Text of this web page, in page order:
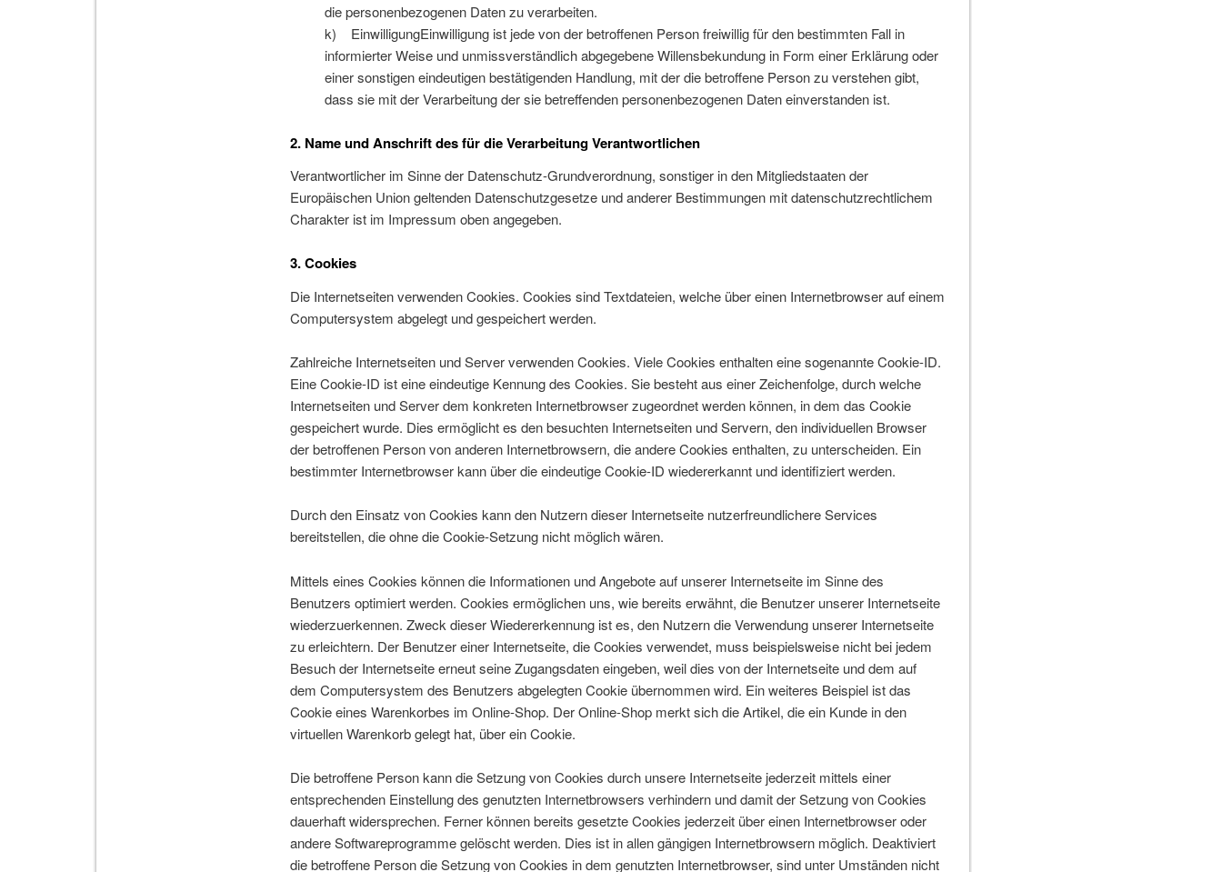
die personenbezogenen Daten zu verarbeiten.
k) EinwilligungEinwilligung ist jede von der betroffenen Person freiwillig für den bestimmten Fall in
informierter Weise und unmissverständlich abgegebene Willensbekundung in Form einer Erklärung oder
einer sonstigen eindeutigen bestätigenden Handlung, mit der die betroffene Person zu verstehen gibt,
dass sie mit der Verarbeitung der sie betreffenden personenbezogenen Daten einverstanden ist.
2. Name und Anschrift des für die Verarbeitung Verantwortlichen
Verantwortlicher im Sinne der Datenschutz-Grundverordnung, sonstiger in den Mitgliedstaaten der
Europäischen Union geltenden Datenschutzgesetze und anderer Bestimmungen mit datenschutzrechtlichem
Charakter ist im Impressum oben angegeben.
3. Cookies
Die Internetseiten verwenden Cookies. Cookies sind Textdateien, welche über einen Internetbrowser auf einem
Computersystem abgelegt und gespeichert werden.
Zahlreiche Internetseiten und Server verwenden Cookies. Viele Cookies enthalten eine sogenannte Cookie-ID.
Eine Cookie-ID ist eine eindeutige Kennung des Cookies. Sie besteht aus einer Zeichenfolge, durch welche
Internetseiten und Server dem konkreten Internetbrowser zugeordnet werden können, in dem das Cookie
gespeichert wurde. Dies ermöglicht es den besuchten Internetseiten und Servern, den individuellen Browser
der betroffenen Person von anderen Internetbrowsern, die andere Cookies enthalten, zu unterscheiden. Ein
bestimmter Internetbrowser kann über die eindeutige Cookie-ID wiedererkannt und identifiziert werden.
Durch den Einsatz von Cookies kann den Nutzern dieser Internetseite nutzerfreundlichere Services
bereitstellen, die ohne die Cookie-Setzung nicht möglich wären.
Mittels eines Cookies können die Informationen und Angebote auf unserer Internetseite im Sinne des
Benutzers optimiert werden. Cookies ermöglichen uns, wie bereits erwähnt, die Benutzer unserer Internetseite
wiederzuerkennen. Zweck dieser Wiedererkennung ist es, den Nutzern die Verwendung unserer Internetseite
zu erleichtern. Der Benutzer einer Internetseite, die Cookies verwendet, muss beispielsweise nicht bei jedem
Besuch der Internetseite erneut seine Zugangsdaten eingeben, weil dies von der Internetseite und dem auf
dem Computersystem des Benutzers abgelegten Cookie übernommen wird. Ein weiteres Beispiel ist das
Cookie eines Warenkorbes im Online-Shop. Der Online-Shop merkt sich die Artikel, die ein Kunde in den
virtuellen Warenkorb gelegt hat, über ein Cookie.
Die betroffene Person kann die Setzung von Cookies durch unsere Internetseite jederzeit mittels einer
entsprechenden Einstellung des genutzten Internetbrowsers verhindern und damit der Setzung von Cookies
dauerhaft widersprechen. Ferner können bereits gesetzte Cookies jederzeit über einen Internetbrowser oder
andere Softwareprogramme gelöscht werden. Dies ist in allen gängigen Internetbrowsern möglich. Deaktiviert
die betroffene Person die Setzung von Cookies in dem genutzten Internetbrowser, sind unter Umständen nicht